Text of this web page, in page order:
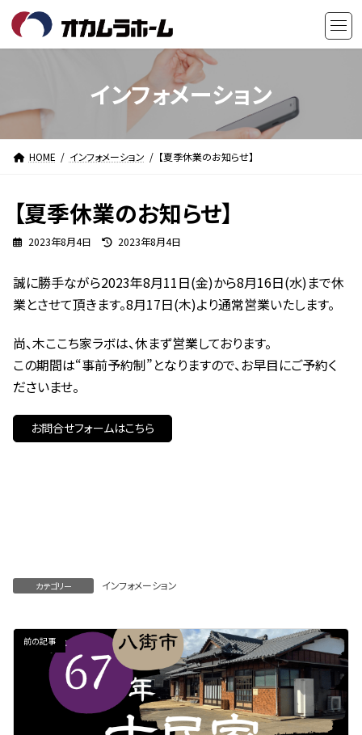
テ
ス
キ
ゲ
ン
に
インフォメーション
HOME インフォメーション 【夏季休業のお知らせ】
【夏季休業のお知らせ】
2023年8月4日
最
新
日
時
2023年8月4日
誠に勝手ながら2023年8月11日(金)から8月16日(水)まで休
業とさせて頂きます。8月17日(木)より通常営業いたします。
尚、木ここち家ラボは、休まず営業しております。
この期間は“事前予約制”となりますので、お早目にご予約く
ださいませ。
お問合せフォームはこちら
カテゴリー インフォメーション
前の記事